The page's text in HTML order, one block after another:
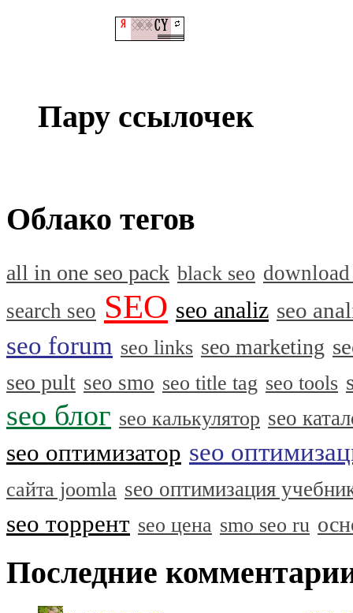
Пару ссылочек
Облако тегов
all in one seo pack black seo download
search seo SEO seo analiz seo
seo forum seo links seo marketing
seo pult seo smo seo title tag seo tools
seo блог seo калькулятор seo
seo оптимизатор seo
сайта joomla seo оптимизация
seo торрент seo цена smo seo ru
Последние